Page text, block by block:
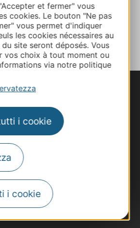
et fermer" vous
cookies. Le bouton "Ne pas
vous permet d'indiquer
les cookies nécessaires au
site seront déposés. Vous
vos choix à tout moment ou
via notre politique
i cookie
i cookie